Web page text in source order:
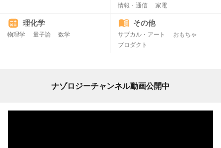
情報・通信
家電
理化学
物理学 量子論 数学
その他
サブカル・アート
おもちゃ
プロダクト
ナゾロジーチャンネル動画公開中